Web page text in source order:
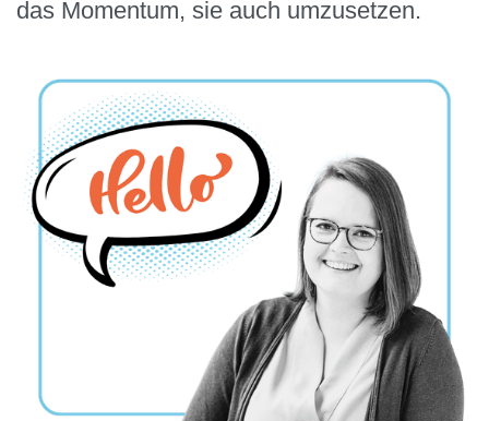
das Momentum, sie auch umzusetzen.